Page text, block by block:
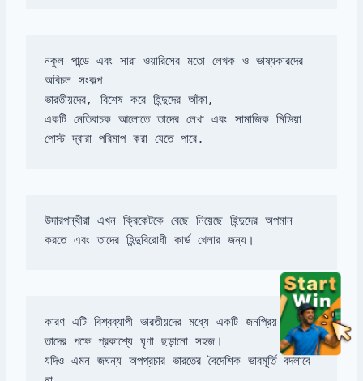
নকুল পান্ডে এবং সারা ওয়ারিসের মতো লেখক ও ভাষ্যকারদের
অবিচল সংকল্প
একটি নেতিবাচক আলোতে তাদের লেখা এবং সামাজিক মিডিয়া
পোস্ট দ্বারা পরিমাপ করা যেতে পারে.
উদারপন্থীরা এখন ক্রিকেটকে বেছে নিয়েছে হিন্দুদের অপমান
করতে এবং তাদের হিন্দুবিরোধী কার্ড খেলার জন্য।
কারণ এটি বিশ্বব্যাপী ভারতীয়দের মধ্যে একটি জনপ্রিয় খেলা,
যদিও এমন জঘন্য অপপ্রচার ভারতের বৈদেশিক ভাবমূর্তি বদলাবে